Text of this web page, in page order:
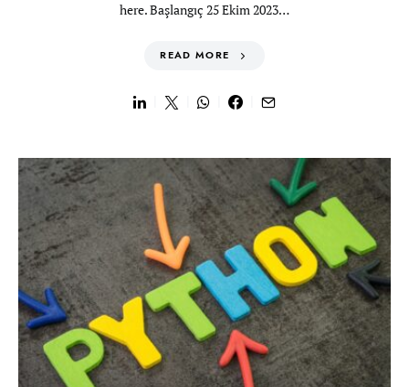
here. Başlangıç 25 Ekim 2023…
READ MORE